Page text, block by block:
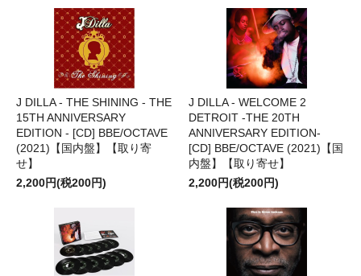
J DILLA - THE SHINING - THE
15TH ANNIVERSARY
EDITION - [CD] BBE/OCTAVE
(2021)【国内盤】【取り寄
せ】
2,200円(税200円)
J DILLA - WELCOME 2
DETROIT -THE 20TH
ANNIVERSARY EDITION-
[CD] BBE/OCTAVE (2021)【国
内盤】【取り寄せ】
2,200円(税200円)